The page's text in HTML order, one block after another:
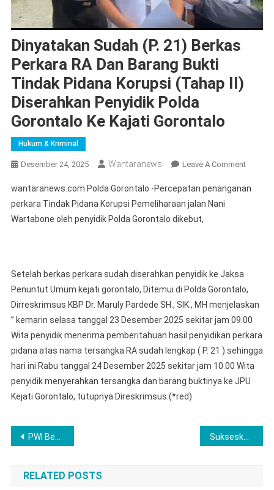
Dinyatakan Sudah (P. 21) Berkas
Perkara RA Dan Barang Bukti
Tindak Pidana Korupsi (Tahap II)
Diserahkan Penyidik Polda
Gorontalo Ke Kajati Gorontalo
Hukum & Kriminal
Desember 24, 2025 Wantaranews Leave A CommentOn
Sudah
Barang
Bukti
Tindak
Pidana
(Tahap
Ke
wantaranews.com Polda Gorontalo -Percepatan penanganan
perkara Tindak Pidana Korupsi Pemeliharaan jalan Nani
Wartabone oleh penyidik Polda Gorontalo dikebut,
Setelah berkas perkara sudah diserahkan penyidik ke Jaksa
Penuntut Umum kejati gorontalo, Ditemui di Polda Gorontalo,
Dirreskrimsus KBP Dr. Maruly Pardede SH., SIK., MH menjelaskan
” kemarin selasa tanggal 23 Desember 2025 sekitar jam 09.00
Wita penyidik menerima pemberitahuan hasil penyidikan perkara
pidana atas nama tersangka RA sudah lengkap ( P. 21 ) sehingga
hari ini Rabu tanggal 24 Desember 2025 sekitar jam 10.00 Wita
penyidik menyerahkan tersangka dan barang buktinya ke JPU
Kejati Gorontalo, tutupnya Direskrimsus.(*red)
Navigasi
pos
PWI Bekasi Raya Mantapkan Arah 2026 Lewat Raker & Evaluasi Tahunan
RELATED POSTS